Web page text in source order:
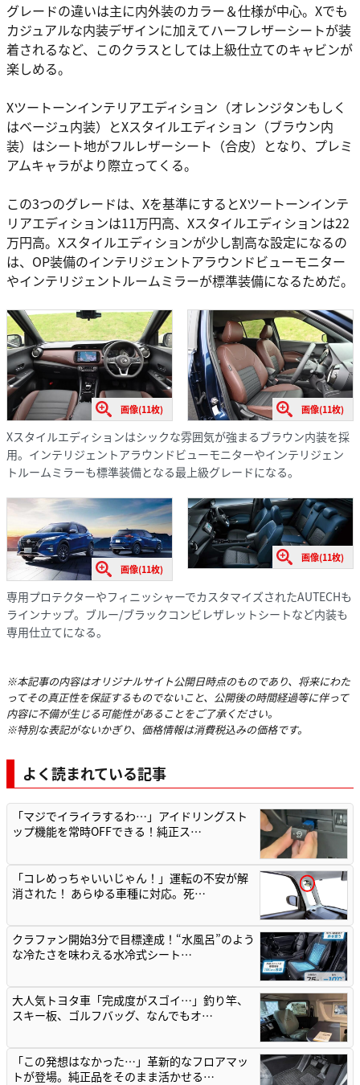
グレードの違いは主に内外装のカラー＆仕様が中心。Xでも
カジュアルな内装デザインに加えてハーフレザーシートが装
着されるなど、このクラスとしては上級仕立てのキャビンが
楽しめる。
Xツートーンインテリアエディション（オレンジタンもしく
はベージュ内装）とXスタイルエディション（ブラウン内
装）はシート地がフルレザーシート（合皮）となり、プレミ
アムキャラがより際立ってくる。
この3つのグレードは、Xを基準にするとXツートーンインテ
リアエディションは11万円高、Xスタイルエディションは22
万円高。Xスタイルエディションが少し割高な設定になるの
は、OP装備のインテリジェントアラウンドビューモニター
やインテリジェントルームミラーが標準装備になるためだ。
画像(11枚) 画像(11枚)
Xスタイルエディションはシックな雰囲気が強まるブラウン内装を採
用。インテリジェントアラウンドビューモニターやインテリジェン
トルームミラーも標準装備となる最上級グレードになる。
画像(11枚)
画像(11枚)
専用プロテクターやフィニッシャーでカスタマイズされたAUTECHも
ラインナップ。ブルー/ブラックコンビレザレットシートなど内装も
専用仕立てになる。
※本記事の内容はオリジナルサイト公開日時点のものであり、将来にわた
ってその真正性を保証するものでないこと、公開後の時間経過等に伴って
内容に不備が生じる可能性があることをご了承ください。
※特別な表記がないかぎり、価格情報は消費税込みの価格です。
よく読まれている記事
「マジでイライラするわ…」アイドリングスト
ップ機能を常時OFFできる！純正ス…
「コレめっちゃいいじゃん！」運転の不安が解
消された！ あらゆる車種に対応。死…
クラファン開始3分で目標達成！“水風呂”のよう
な冷たさを味わえる水冷式シート…
大人気トヨタ車「完成度がスゴイ…」釣り竿、
スキー板、ゴルフバッグ、なんでもオ…
「この発想はなかった…」革新的なフロアマッ
トが登場。純正品をそのまま活かせる…